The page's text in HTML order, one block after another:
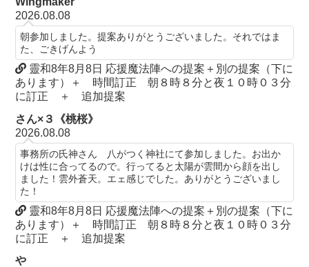
2026.08.08
朝参加しました。提案ありがとうございました。それではま
た、ごきげんよう
靈和8年8月8日 応援魔法陣への提案＋別の提案（下に
あります）＋ 時間訂正 朝８時８分と夜１０時０３分
に訂正 ＋ 追加提案
さん×３《桃桜》
2026.08.08
事務所の氏神さん 八がつく神社にて参加しました。お出か
けは性に合ってるので。行ってると太陽が雲間から顔を出し
ました！雲外蒼天。エェ感じでした。ありがとうございまし
た！
靈和8年8月8日 応援魔法陣への提案＋別の提案（下に
あります）＋ 時間訂正 朝８時８分と夜１０時０３分
に訂正 ＋ 追加提案
や